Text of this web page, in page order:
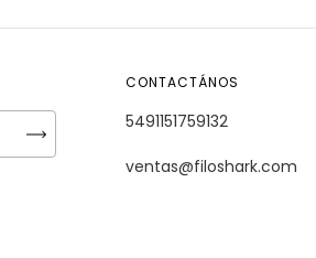
CONTACTÁNOS
5491151759132
ventas@filoshark.com